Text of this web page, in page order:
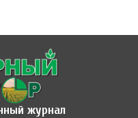
журнал